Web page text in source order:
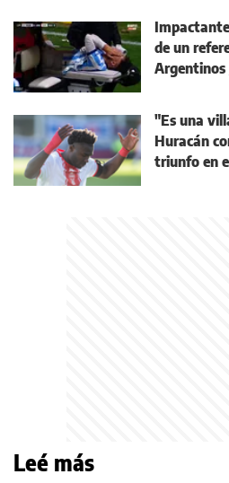
de un
Argentinos
"Es una
Huracán
triunfo en
Leé más